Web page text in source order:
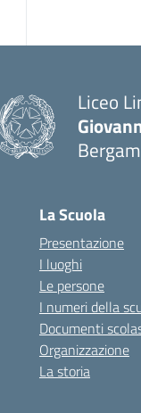
Liceo
La Scuola
Presentazione
I luoghi
Le persone
I numeri della
Documenti
Organizzazione
La storia